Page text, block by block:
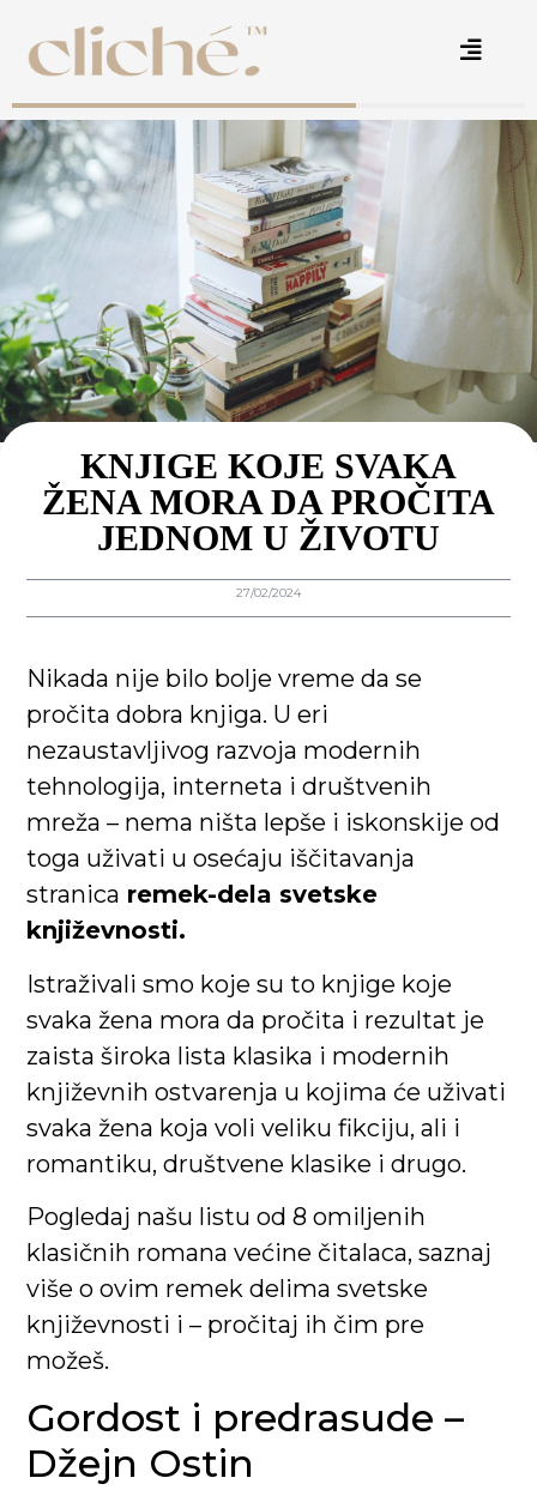
KNJIGE KOJE SVAKA
ŽENA MORA DA PROČITA
JEDNOM U ŽIVOTU
27/02/2024
Nikada nije bilo bolje vreme da se
pročita dobra knjiga. U eri
nezaustavljivog razvoja modernih
tehnologija, interneta i društvenih
mreža – nema ništa lepše i iskonskije od
toga uživati u osećaju iščitavanja
stranica remek-dela svetske
književnosti.
Istraživali smo koje su to knjige koje
svaka žena mora da pročita i rezultat je
zaista široka lista klasika i modernih
književnih ostvarenja u kojima će uživati
svaka žena koja voli veliku fikciju, ali i
romantiku, društvene klasike i drugo.
Pogledaj našu listu od 8 omiljenih
klasičnih romana većine čitalaca, saznaj
više o ovim remek delima svetske
književnosti i – pročitaj ih čim pre
možeš.
Gordost i predrasude –
Džejn Ostin